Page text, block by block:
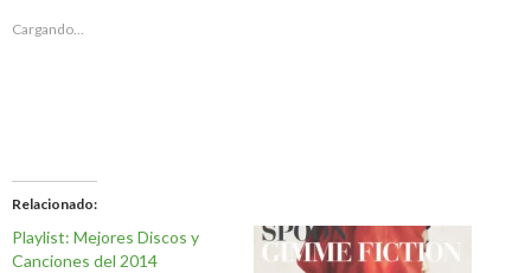
Cargando...
Relacionado
Playlist: Mejores Discos y
Canciones del 2014